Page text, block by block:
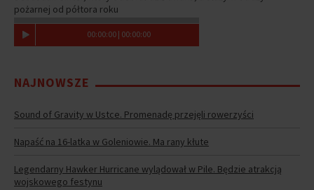
pożarnej od półtora roku
00:00:00 | 00:00:00
NAJNOWSZE
Sound of Gravity w Ustce. Promenadę przejęli rowerzyści
Napaść na 16-latka w Goleniowie. Ma rany kłute
Legendarny Hawker Hurricane wylądował w Pile. Będzie atrakcją
wojskowego festynu